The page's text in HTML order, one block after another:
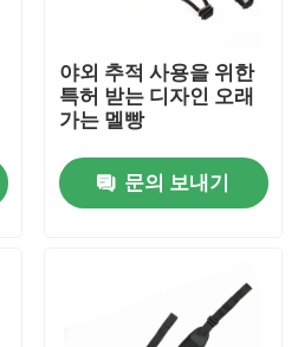
야외 추적 사용을 위한
특허 받는 디자인 오래
가는 멜빵
문의 보내기